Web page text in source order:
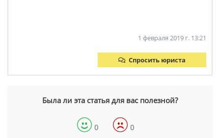
1 февраля 2019 г. 13:21
Спросить юриста
Была ли эта статья для вас полезной?
0 0